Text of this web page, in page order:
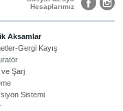
Hesaplarımız
Aksamlar
Gergi Kayış
Şarj
Sistemi